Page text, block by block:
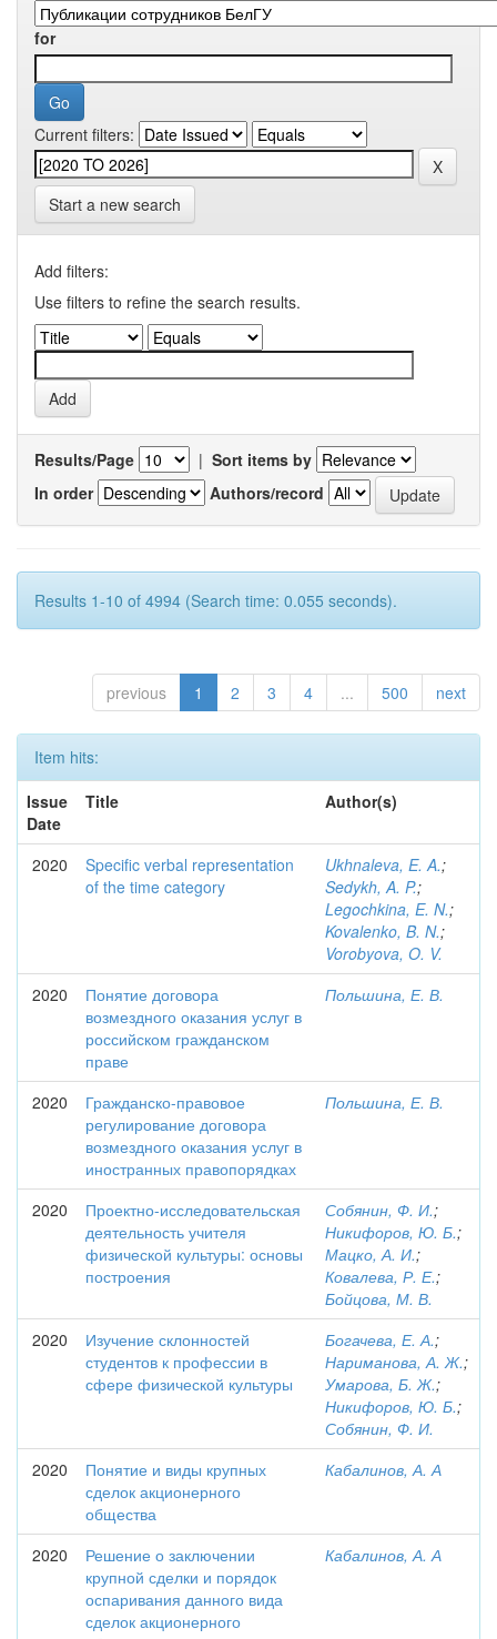
for
Current filters:
Start a new search
Add filters:
Use filters to refine the search results.
Results/Page | Sort items by
In order
Authors/record
Results 1-10 of 4994 (Search time: 0.055 seconds).
previous 1 2 3 4 ... 500 next
Item hits:
Issue
Date
Title Author(s)
2020
Specific verbal representation
of the time category
Ukhnaleva, E. A.;
Sedykh, A. P.;
Legochkina, E. N.;
Kovalenko, B. N.;
Vorobyova, O. V.
2020
Понятие договора
возмездного оказания услуг в
российском гражданском
праве
Польшина, Е. В.
2020
Гражданско-правовое
регулирование договора
возмездного оказания услуг в
иностранных правопорядках
Польшина, Е. В.
2020
Проектно-исследовательская
деятельность учителя
физической культуры: основы
построения
Собянин, Ф. И.;
Никифоров, Ю. Б.;
Мацко, А. И.;
Ковалева, Р. Е.;
Бойцова, М. В.
2020
Изучение склонностей
студентов к профессии в
сфере физической культуры
Богачева, Е. А.;
Нариманова, А. Ж.;
Умарова, Б. Ж.;
Никифоров, Ю. Б.;
Собянин, Ф. И.
2020
Понятие и виды крупных
сделок акционерного
общества
Кабалинов, А. А
2020
Решение о заключении
крупной сделки и порядок
оспаривания данного вида
сделок акционерного
Кабалинов, А. А